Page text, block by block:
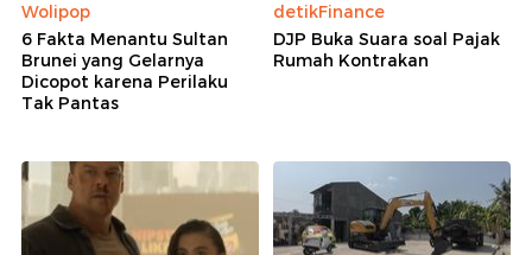
Wolipop
6 Fakta Menantu Sultan
Brunei yang Gelarnya
Dicopot karena Perilaku
Tak Pantas
detikFinance
DJP Buka Suara soal Pajak
Rumah Kontrakan